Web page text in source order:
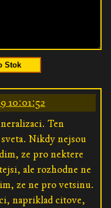
Stok
10:01:52
Ten
Nikdy nejsou
ze pro nektere
ale rozhodne ne
ze ne pro vetsinu.
napriklad citove,